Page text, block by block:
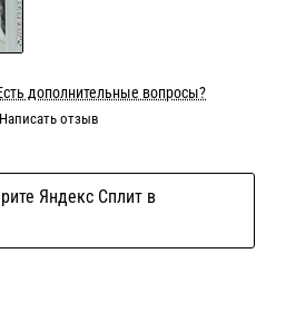
дополнительные вопросы?
Яндекс Сплит в
Написать отзыв